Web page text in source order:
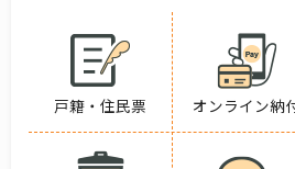
戸籍・住民票 オンライン納